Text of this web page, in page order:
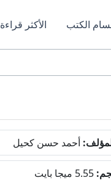
الكتب الأكثر قراءة
أحمد حسن كحيل